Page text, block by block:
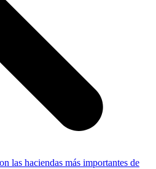
las haciendas más importantes de